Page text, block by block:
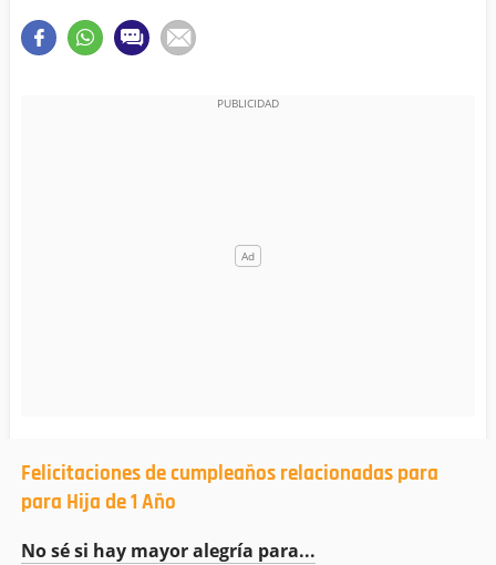
Felicitaciones de cumpleaños relacionadas para
para Hija de 1 Año
No sé si hay mayor alegría para...